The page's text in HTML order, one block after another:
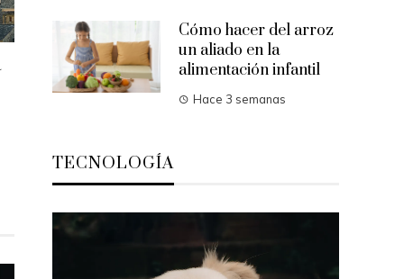
Cómo hacer del arroz
un aliado en la
alimentación infantil
Hace 3 semanas
TECNOLOGÍA